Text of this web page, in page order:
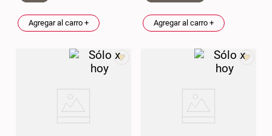
Agregar al carro + Agregar al carro +